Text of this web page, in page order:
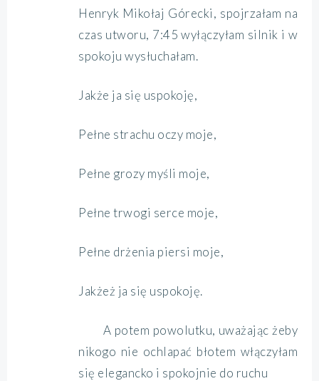
Henryk Mikołaj Górecki, spojrzałam na
czas utworu, 7:45 wyłączyłam silnik i w
spokoju wysłuchałam.
Jakże ja się uspokoję,
Pełne strachu oczy moje,
Pełne grozy myśli moje,
Pełne trwogi serce moje,
Pełne drżenia piersi moje,
Jakżeż ja się uspokoję.
A potem powolutku, uważając żeby
nikogo nie ochlapać błotem włączyłam
się elegancko i spokojnie do ruchu